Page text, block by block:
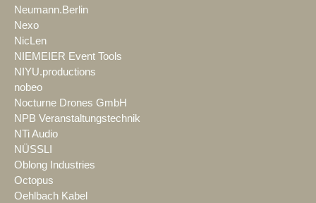
Neumann.Berlin
Nexo
NicLen
NIEMEIER Event Tools
NIYU.productions
nobeo
Nocturne Drones GmbH
NPB Veranstaltungstechnik
NTi Audio
NÜSSLI
Oblong Industries
Octopus
Oehlbach Kabel